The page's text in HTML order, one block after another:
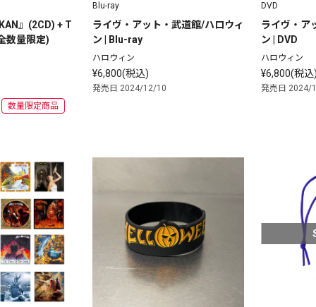
』(2CD) + T
数量限定)
数量限定商品
Blu-ray
ライヴ・アット・武道館/ハロウィ
ン | Blu-ray
ハロウィン
¥6,800(税込)
発売日 2024/12/10
DVD
ライヴ・ア
ン | DVD
ハロウィン
¥6,800(税込
発売日 2024/